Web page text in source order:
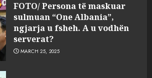
FOTO/ Persona të maskuar
sulmuan “One Albania”,
ngjarja u fsheh. A u vodhën
serverat?
MARCH 25, 2025